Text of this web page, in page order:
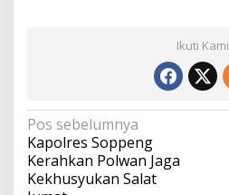
Ikuti Kami
Navigasi
pos
Pos sebelumnya
Kapolres Soppeng
Kerahkan Polwan Jaga
Kekhusyukan Salat